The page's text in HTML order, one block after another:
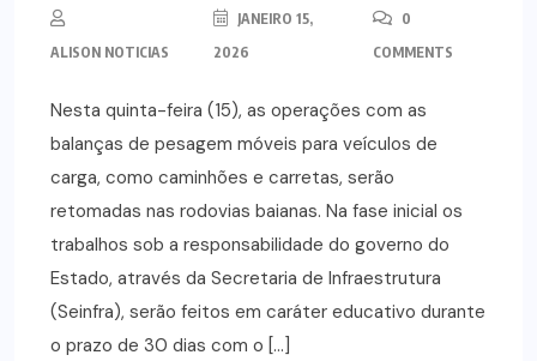
ALISON NOTICIAS
JANEIRO 15,
2026
0
COMMENTS
Nesta quinta-feira (15), as operações com as
balanças de pesagem móveis para veículos de
carga, como caminhões e carretas, serão
retomadas nas rodovias baianas. Na fase inicial os
trabalhos sob a responsabilidade do governo do
Estado, através da Secretaria de Infraestrutura
(Seinfra), serão feitos em caráter educativo durante
o prazo de 30 dias com o […]